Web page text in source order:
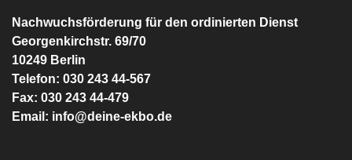
Nachwuchsförderung für den ordinierten Dienst
Georgenkirchstr. 69/70
10249 Berlin
Telefon: 030 243 44-567
Fax: 030 243 44-479
Email: info@deine-ekbo.de